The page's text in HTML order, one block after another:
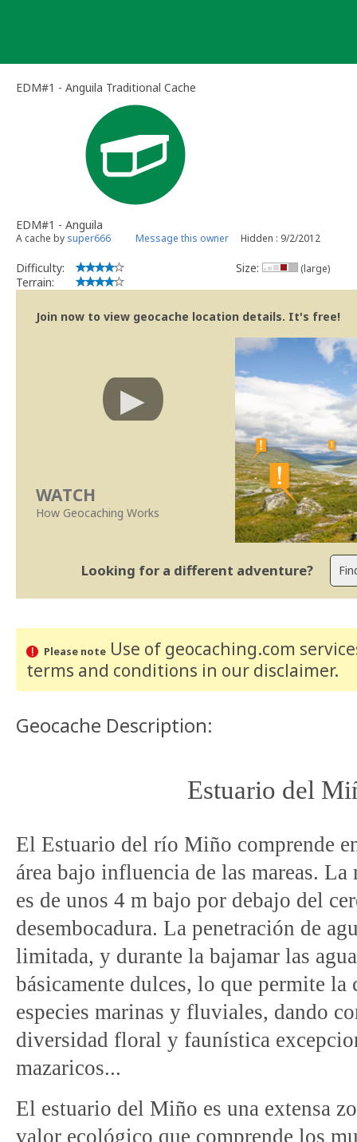
EDM#1 - Anguila Traditional Cache
EDM#1 - Anguila
A cache by super666 Message this owner Hidden : 9/2/2012
Difficulty:
Terrain:
Size: (large)
Join now to view geocache location details. It's free!
WATCH
How Geocaching Works
Looking for a different adventure?
Please noteUse of geocaching.com
terms and conditions in our disclaimer.
Geocache Description:
Estuario del
El Estuario del río Miño comprende
área bajo influencia de las mareas.
es de unos 4 m bajo por debajo del
desembocadura. La penetración de
limitada, y durante la bajamar las
básicamente dulces, lo que permite la
especies marinas y fluviales, dando
diversidad floral y faunística
mazaricos...
El estuario del Miño es una extensa
valor ecológico que comprende los